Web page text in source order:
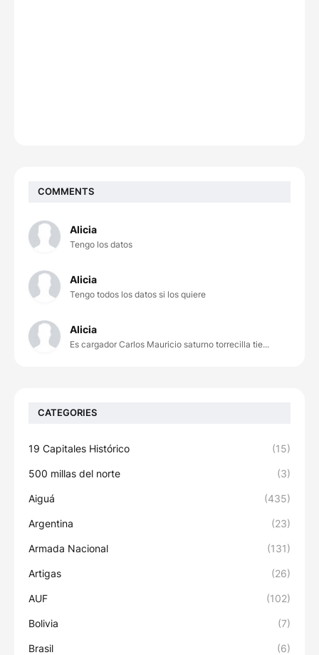
COMMENTS
Alicia
Tengo los datos
Alicia
Tengo todos los datos si los quiere
Alicia
Es cargador Carlos Mauricio saturno torrecilla tie...
CATEGORIES
19 Capitales Histórico (15)
500 millas del norte (3)
Aiguá (435)
Argentina (23)
Armada Nacional (131)
Artigas (26)
AUF (102)
Bolivia (7)
Brasil (6)